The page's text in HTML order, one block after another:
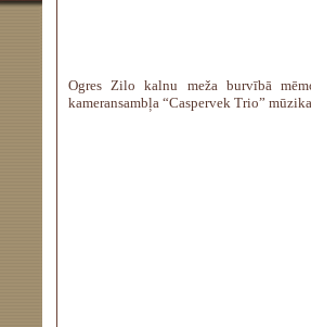
Ogres Zilo kalnu meža burvībā
kameransambļa “Caspervek Trio”